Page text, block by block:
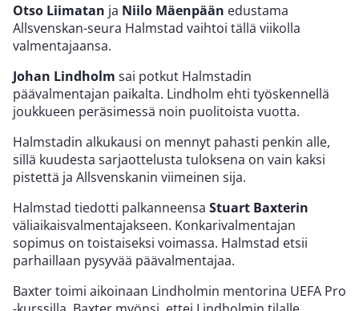
Otso Liimatan ja Niilo Mäenpään edustama
Allsvenskan-seura Halmstad vaihtoi tällä viikolla
valmentajaansa.
Johan Lindholm sai potkut Halmstadin
päävalmentajan paikalta. Lindholm ehti työskennellä
joukkueen peräsimessä noin puolitoista vuotta.
Halmstadin alkukausi on mennyt pahasti penkin alle,
sillä kuudesta sarjaottelusta tuloksena on vain kaksi
pistettä ja Allsvenskanin viimeinen sija.
Halmstad tiedotti palkanneensa Stuart Baxterin
väliaikaisvalmentajakseen. Konkarivalmentajan
sopimus on toistaiseksi voimassa. Halmstad etsii
parhaillaan pysyvää päävalmentajaa.
Baxter toimi aikoinaan Lindholmin mentorina UEFA Pro